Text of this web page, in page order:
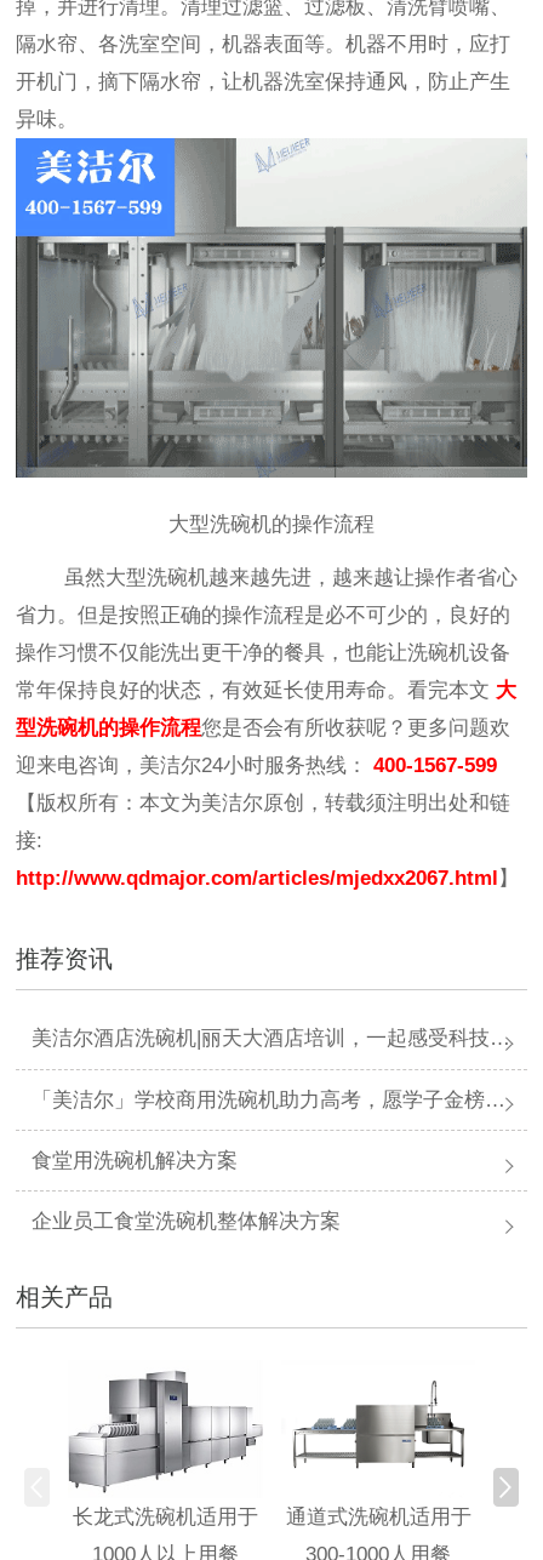
掉，并进行清理。清理过滤篮、过滤板、清洗臂喷嘴、
隔水帘、各洗室空间，机器表面等。机器不用时，应打
开机门，摘下隔水帘，让机器洗室保持通风，防止产生
异味。
大型洗碗机的操作流程
虽然大型洗碗机越来越先进，越来越让操作者省心
省力。但是按照正确的操作流程是必不可少的，良好的
操作习惯不仅能洗出更干净的餐具，也能让洗碗机设备
常年保持良好的状态，有效延长使用寿命。看完本文 大
型洗碗机的操作流程您是否会有所收获呢？更多问题欢
迎来电咨询，美洁尔24小时服务热线：400-1567-599
【版权所有：本文为美洁尔原创，转载须注明出处和链
接:
http://www.qdmajor.com/articles/mjedxx2067.html 】
推荐资讯
美洁尔酒店洗碗机|丽天大酒店培训，一起感受科技力量
「美洁尔」学校商用洗碗机助力高考，愿学子金榜题名
食堂用洗碗机解决方案
企业员工食堂洗碗机整体解决方案
相关产品
长龙式洗碗机适用于
1000人以上用餐
通道式洗碗机适用于
300-1000人用餐
提